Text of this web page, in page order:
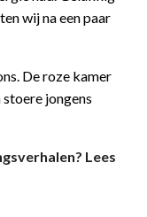
wij na een paar
De roze kamer
jongens
Lees